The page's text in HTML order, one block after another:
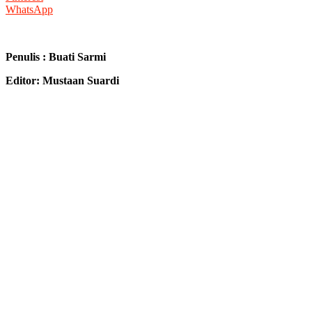
WhatsApp
Penulis : Buati Sarmi
Editor: Mustaan Suardi